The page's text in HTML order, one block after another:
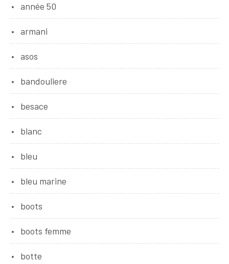
année 50
armani
asos
bandouliere
besace
blanc
bleu
bleu marine
boots
boots femme
botte